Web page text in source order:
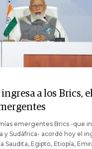
a los Brics,
emergentes Brics -que
y Sudáfrica- acordó hoy el
Saudita, Egipto, Etiopía,